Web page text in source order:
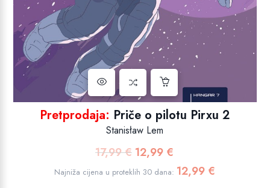
Pretprodaja: Priče o pilotu Pirxu 2
Stanisław Lem
17,99€ Izvorna
cijena
12,99 €
cijena
Najniža cijena u proteklih 30 dana: 12,99 €